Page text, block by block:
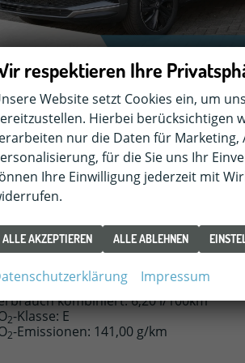
Karoq
TSI DSG Sportline AHK Matrix
lieferbar Neuwagen mit Tageszulassung
54544 GetriebeAutomatik
Super E10
23.02.2026
36.650,– €
19% MwSt.
kombiniert:6,20 l/100km
2-Klasse: E
2-Emissionen: 141,00 g/km
respektieren Ihre
Website setzt Cookies ein, um
Hierbei berücksichtigen
nur die Daten für Marketing,
für die Sie uns Ihr
Ihre Einwilligung jederzeit mit
ALLE AKZEPTIEREN ALLE ABLEHNEN
Impressum